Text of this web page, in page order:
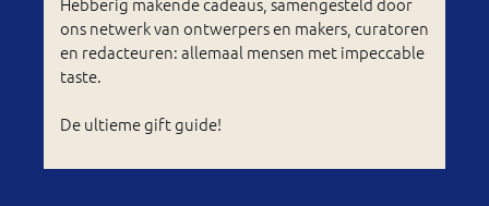
ons netwerk van ontwerpers en makers, curatoren
en redacteuren: allemaal mensen met impeccable
taste.
De ultieme gift guide!